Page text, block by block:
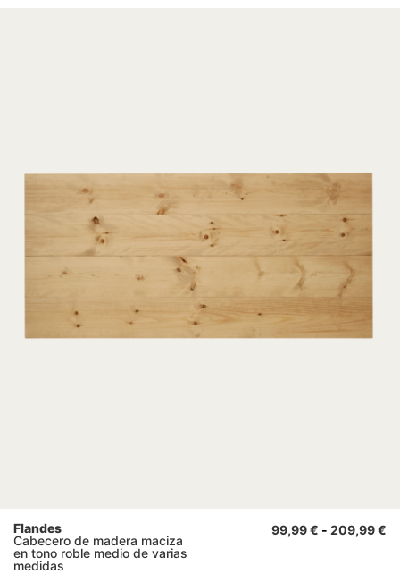
Flandes
Cabecero de madera maciza
en tono roble medio de varias
medidas
99,99€ - 209,99€